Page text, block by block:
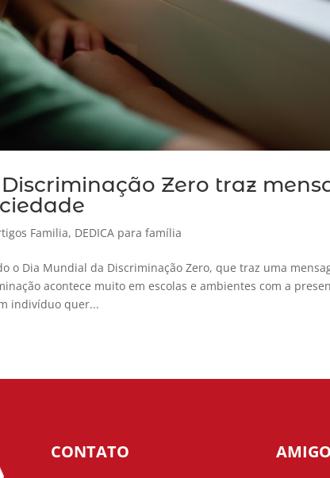
Zero traz
Familia, DEDICA para família
o Dia Mundial da Discriminação Zero, que traz uma
acontece muito em escolas e ambientes com a
indivíduo quer...
CONTATO